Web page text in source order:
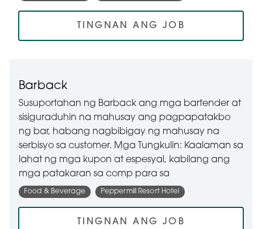
TINGNAN ANG JOB
Barback
Susuportahan ng Barback ang mga bartender at
sisiguraduhin na mahusay ang pagpapatakbo
ng bar, habang nagbibigay ng mahusay na
serbisyo sa customer. Mga Tungkulin: Kaalaman sa
lahat ng mga kupon at espesyal, kabilang ang
mga patakaran sa comp para sa
Food & Beverage Peppermill Resort Hotel
TINGNAN ANG JOB